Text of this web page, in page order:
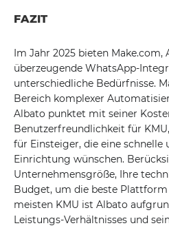
FAZIT
Im Jahr 2025 bieten
überzeugende WhatsApp-
unterschiedliche Bedürfnisse.
Bereich komplexer
Albato punktet mit seiner
Benutzerfreundlichkeit für
für Einsteiger, die eine schnelle
Einrichtung wünschen.
Unternehmensgröße, Ihre
Budget, um die beste Plattform
meisten KMU ist Albato
Leistungs-Verhältnisses und